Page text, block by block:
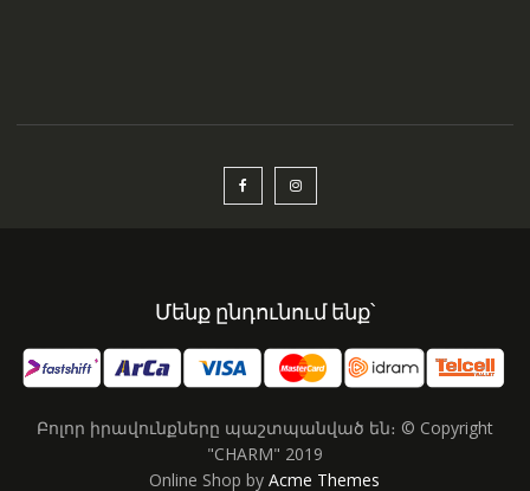
Մենք ընդունում ենք՝
Բոլոր իրավունքները պաշտպանված են։ © Copyright
"CHARM" 2019
Online Shop byAcme Themes